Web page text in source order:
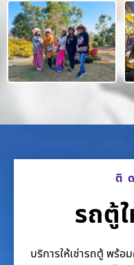
ติ
รถตู้
บริการให้เช่ารถตู้ พร้